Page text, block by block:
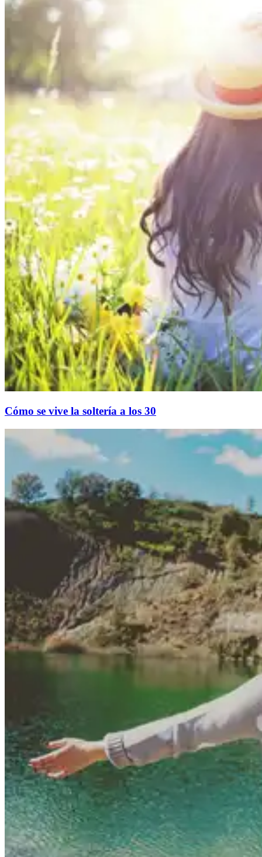
Cómo se vive la soltería a los 30